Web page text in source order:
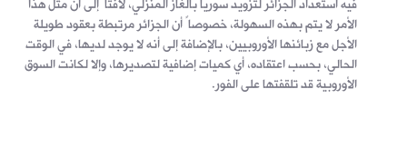
فيه استعداد الجزائر لتزويد سوريا بالغاز المنزلي، لافتاً إلى أن مثل هذا
الأمر لا يتم بهذه السهولة، خصوصاً أن الجزائر مرتبطة بعقود طويلة
الأجل مع زبائنها الأوروبيين، بالإضافة إلى أنه لا يوجد لديها، في الوقت
الحالي، بحسب اعتقاده، أي كميات إضافية لتصديرها، وإلا لكانت السوق
الأوروبية قد تلقفتها على الفور.